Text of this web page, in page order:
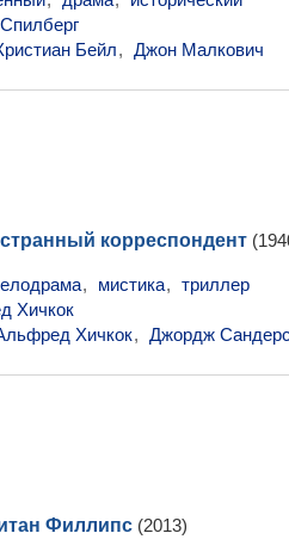
Бейл, Джон Малкович
корреспондент
, мистика, триллер
Хичкок
Хичкок, Джордж
Филлипс (2013)